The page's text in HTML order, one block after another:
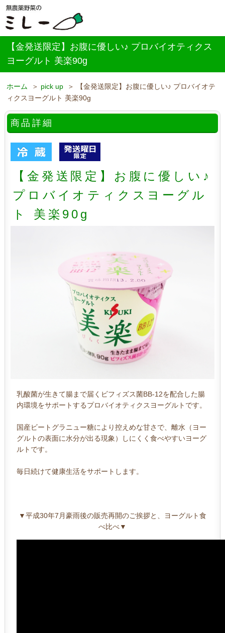
【金発送限定】お腹に優しい♪ プロバイオティクス
ヨーグルト 美楽90g
ホーム ＞ pick up ＞ 【金発送限定】お腹に優しい♪ プロバイオテ
ィクスヨーグルト 美楽90g
商品詳細
【金発送限定】お腹に優しい♪
プロバイオティクスヨーグル
ト 美楽90g
乳酸菌が生きて腸まで届くビフィズス菌BB-12を配合した腸
内環境をサポートするプロバイオティクスヨーグルトです。
国産ビートグラニュー糖により控えめな甘さで、離水（ヨー
グルトの表面に水分が出る現象）しにくく食べやすいヨーグ
ルトです。
毎日続けて健康生活をサポートします。
▼平成30年7月豪雨後の販売再開のご挨拶と、ヨーグルト食
べ比べ▼